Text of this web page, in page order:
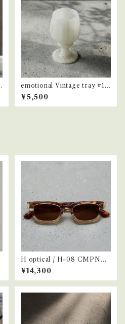
emotional Vintage tray #10
4
¥5,500
H optical / H-08 CMPNDE
MI-BRN
¥14,300